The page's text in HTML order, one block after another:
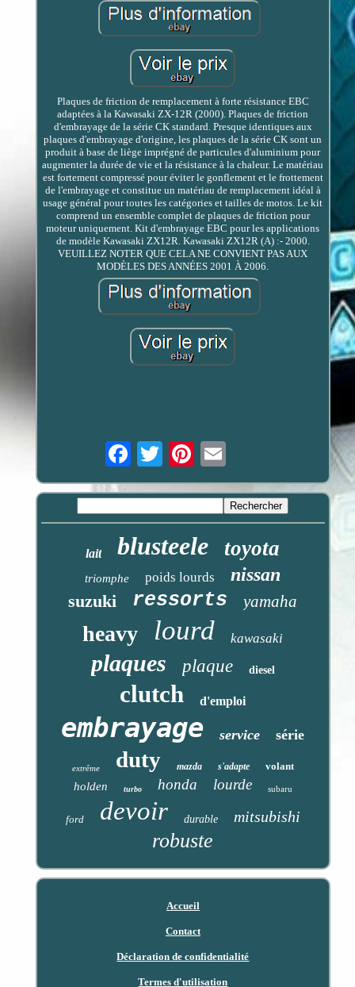
Plaques de friction de remplacement à forte résistance EBC
adaptées à la Kawasaki ZX-12R (2000). Plaques de friction
d'embrayage de la série CK standard. Presque identiques aux
plaques d'embrayage d'origine, les plaques de la série CK sont un
produit à base de liège imprégné de particules d'aluminium pour
augmenter la durée de vie et la résistance à la chaleur. Le matériau
est fortement compressé pour éviter le gonflement et le frottement
de l'embrayage et constitue un matériau de remplacement idéal à
usage général pour toutes les catégories et tailles de motos. Le kit
comprend un ensemble complet de plaques de friction pour
moteur uniquement. Kit d'embrayage EBC pour les applications
de modèle Kawasaki ZX12R. Kawasaki ZX12R (A) :- 2000.
VEUILLEZ NOTER QUE CELA NE CONVIENT PAS AUX
MODÈLES DES ANNÉES 2001 À 2006.
Email
lait blusteele toyota
triomphe poids lourds nissan
suzuki ressorts yamaha
heavy lourd kawasaki
plaques plaque diesel
clutch d'emploi
embrayage service série
extrême duty mazda s'adapte volant
holden turbo honda lourde subaru
ford devoir durable mitsubishi
robuste
Accueil
Contact
Déclaration de confidentialité
Termes d'utilisation